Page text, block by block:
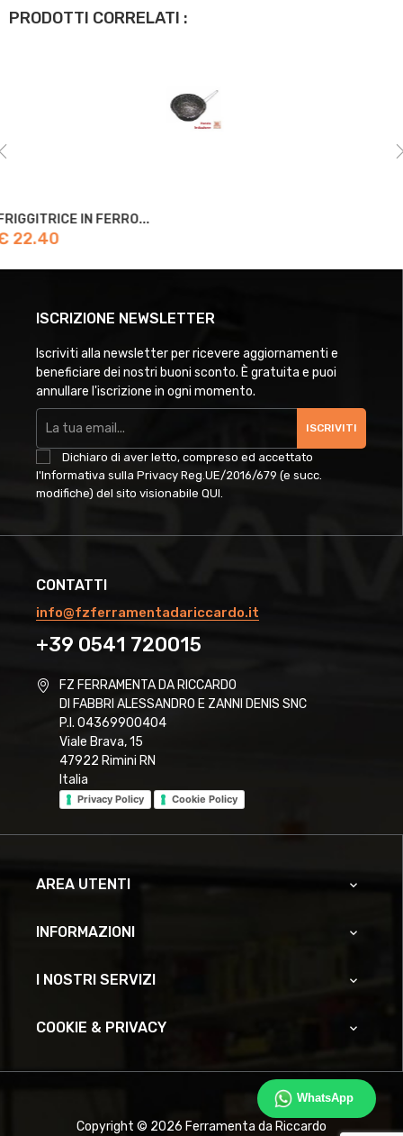
PRODOTTI CORRELATI :
PETRAVERA MADAME PADELLA...
€ 28.70
ISCRIZIONE NEWSLETTER
Iscriviti alla newsletter per ricevere aggiornamenti e
beneficiare dei nostri buoni sconto. È gratuita e puoi
annullare l'iscrizione in ogni momento.
ISCRIVITI
Dichiaro di aver letto, compreso ed accettato
l'Informativa sulla Privacy Reg.UE/2016/679 (e succ.
modifiche) del sito visionabile QUI
WhatsApp
CONTATTI
info@fzferramentadariccardo.it
+39 0541 720015
FZ FERRAMENTA DA RICCARDO
DI FABBRI ALESSANDRO E ZANNI DENIS SNC
P.I. 04369900404
Viale Brava, 15
47922 Rimini RN
Italia
Privacy Policy Cookie Policy
AREA UTENTI 
INFORMAZIONI 
I NOSTRI SERVIZI 
COOKIE & PRIVACY 
Copyright © 2026 Ferramenta da Riccardo